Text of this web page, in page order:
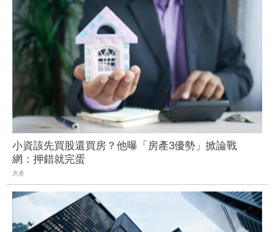
小資該先買股還買房？他曝「房產3優勢」掀論戰
網：押錯就完蛋
房產